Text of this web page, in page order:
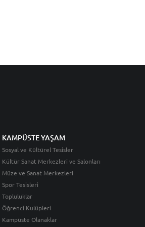
KAMPÜSTE YAŞAM
Sosyal ve Kültürel Tesisler
Kültür Sanat Merkezleri ve Salonları
Müze ve Sanat Merkezleri
Spor Tesisleri
Topluluklar
Öğrenci Kulüpleri
Kampüste Olanaklar